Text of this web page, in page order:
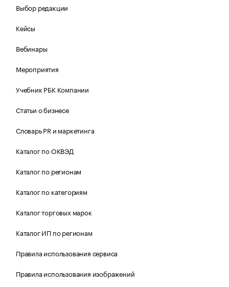
Выбор редакции
Кейсы
Вебинары
Мероприятия
Учебник РБК Компании
Статьи о бизнесе
Словарь PR и маркетинга
Каталог по ОКВЭД
Каталог по регионам
Каталог по категориям
Каталог торговых марок
Каталог ИП по регионам
Правила использования сервиса
Правила использования изображений